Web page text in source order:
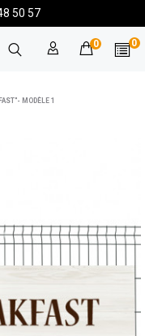
50 57
0 0
MODÈLE 1